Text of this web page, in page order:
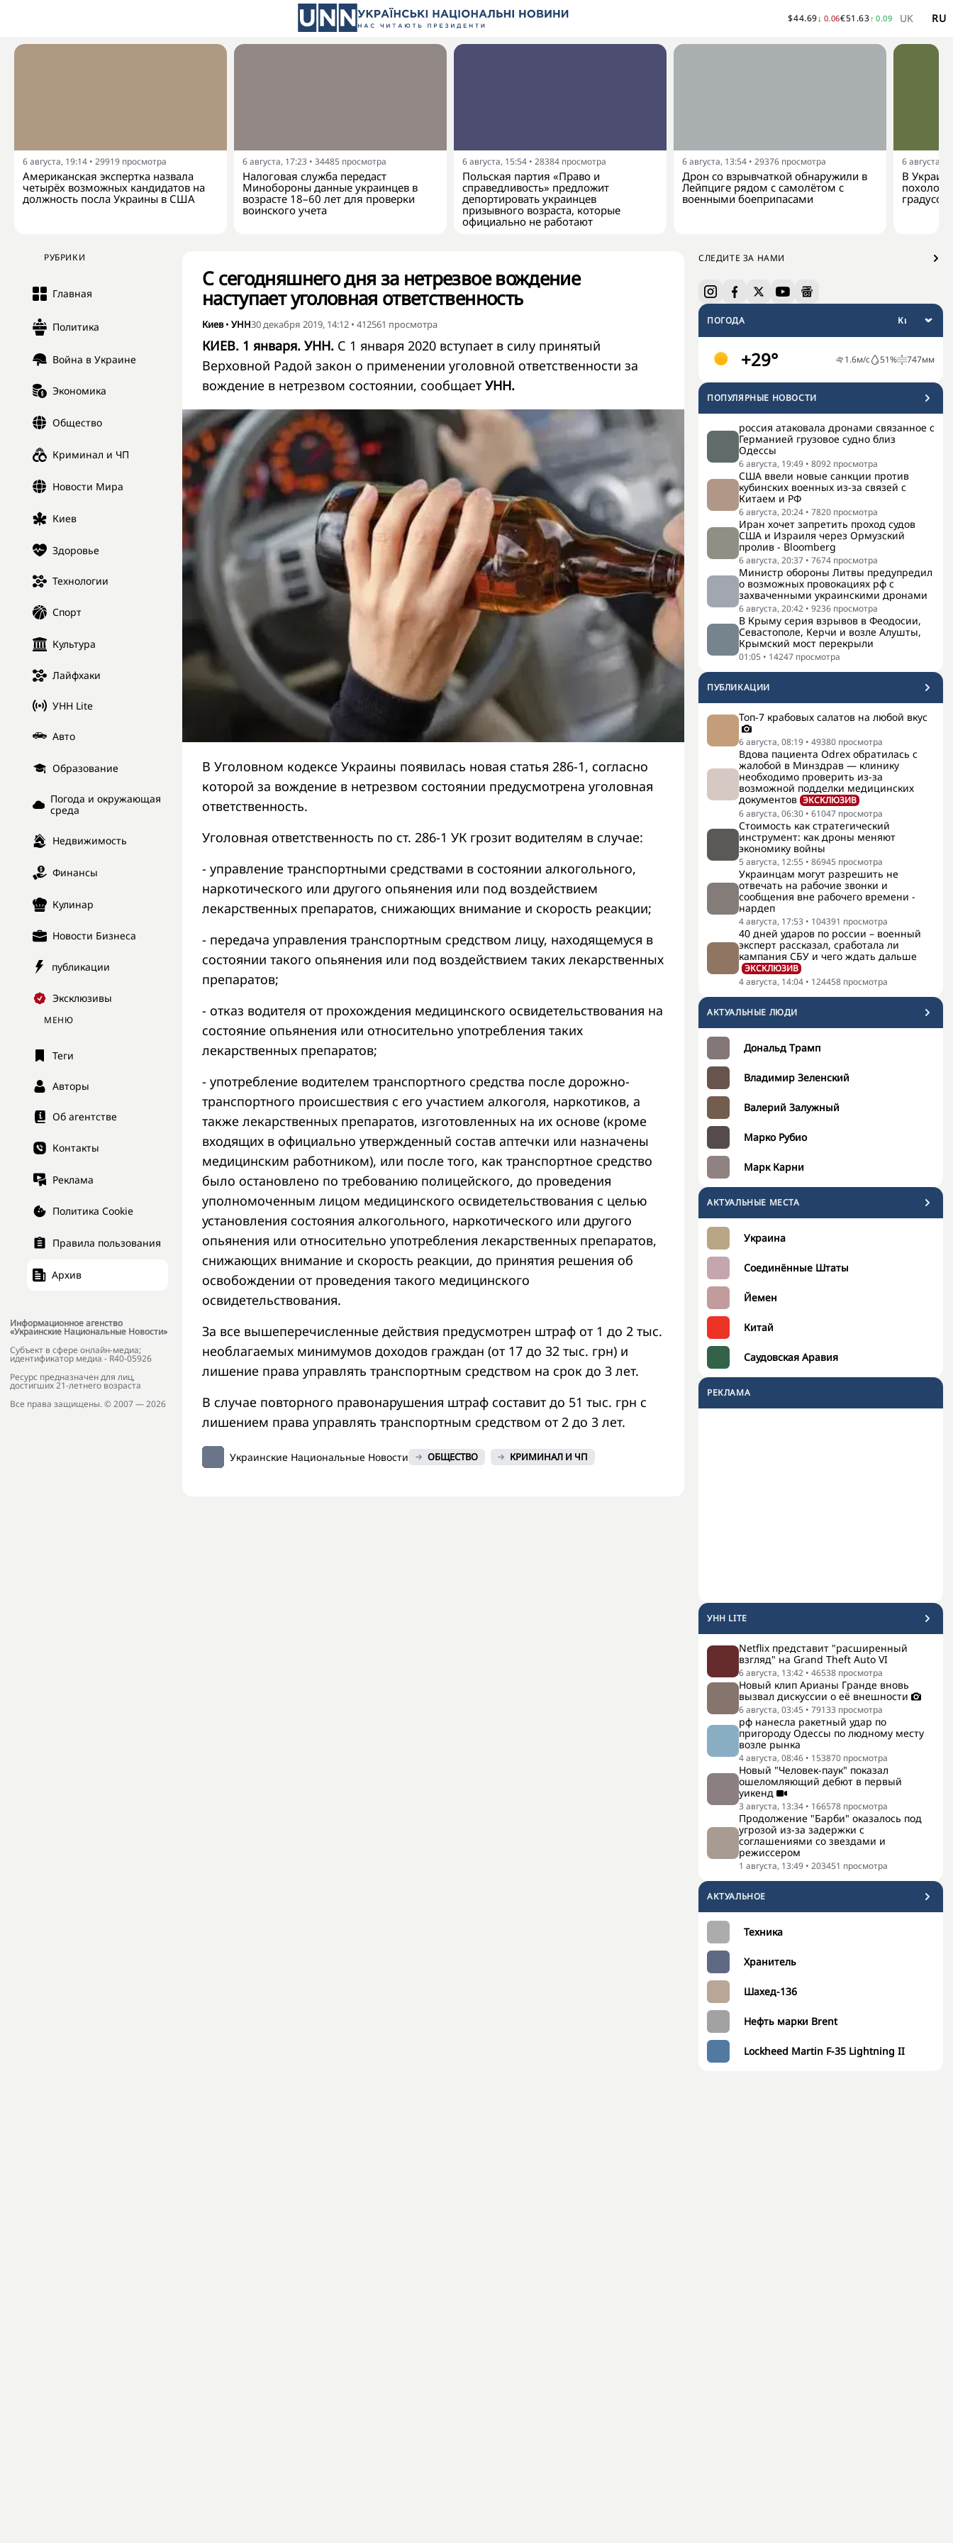
$44.69↓ 0.06€51.63↑ 0.09 UK RU
6 августа, 19:14 • 29919 просмотра
Американская экспертка назвала
четырёх возможных кандидатов на
должность посла Украины в США
6 августа, 17:23 • 34485 просмотра
Налоговая служба передаст
Минобороны данные украинцев в
возрасте 18–60 лет для проверки
воинского учета
6 августа, 15:54 • 28384 просмотра
Польская партия «Право и
справедливость» предложит
депортировать украинцев
призывного возраста, которые
официально не работают
6 августа, 13:54 • 29376 просмотра
Дрон со взрывчаткой обнаружили в
Лейпциге рядом с самолётом с
военными боеприпасами
6 августа,
В
градусов
РУБРИКИ
Главная
Политика
Война в Украине
Экономика
Общество
Криминал и ЧП
Новости Мира
Киев
Здоровье
Технологии
Спорт
Культура
Лайфхаки
УНН Lite
Авто
Образование
Погода и окружающая
среда
Недвижимость
Финансы
Кулинар
Новости Бизнеса
публикации
Эксклюзивы
МЕНЮ
Теги
Авторы
Об агентстве
Контакты
Реклама
Политика Cookie
Правила пользования
Архив
Информационное агенство
«Украинские Национальные Новости»
Субъект в сфере онлайн-медиа;
идентификатор медиа - R40-05926
Ресурс предназначен для лиц,
достигших 21-летнего возраста
Все права защищены. © 2007 — 2026
СЛЕДИТЕ ЗА НАМИ
ПОГОДА
+29° 1.6м/с 51% 747мм
ПОПУЛЯРНЫЕ НОВОСТИ
россия атаковала дронами связанное с
Германией грузовое судно близ
Одессы
6 августа, 19:49 • 8092 просмотра
США ввели новые санкции против
кубинских военных из-за связей с
Китаем и РФ
6 августа, 20:24 • 7820 просмотра
Иран хочет запретить проход судов
США и Израиля через Ормузский
пролив - Bloomberg
6 августа, 20:37 • 7674 просмотра
Министр обороны Литвы предупредил
о возможных провокациях рф с
захваченными украинскими дронами
6 августа, 20:42 • 9236 просмотра
В Крыму серия взрывов в Феодосии,
Севастополе, Керчи и возле Алушты,
Крымский мост перекрыли
01:05 • 14247 просмотра
ПУБЛИКАЦИИ
Топ-7 крабовых салатов на любой вкус
6 августа, 08:19 • 49380 просмотра
Вдова пациента Odrex обратилась с
жалобой в Минздрав — клинику
необходимо проверить из-за
возможной подделки медицинских
документов ЭКСКЛЮЗИВ
6 августа, 06:30 • 61047 просмотра
Стоимость как стратегический
инструмент: как дроны меняют
экономику войны
5 августа, 12:55 • 86945 просмотра
Украинцам могут разрешить не
отвечать на рабочие звонки и
сообщения вне рабочего времени -
нардеп
4 августа, 17:53 • 104391 просмотра
40 дней ударов по россии – военный
эксперт рассказал, сработала ли
кампания СБУ и чего ждать дальше
ЭКСКЛЮЗИВ
4 августа, 14:04 • 124458 просмотра
АКТУАЛЬНЫЕ ЛЮДИ
Дональд Трамп
Владимир Зеленский
Валерий Залужный
Марко Рубио
Марк Карни
АКТУАЛЬНЫЕ МЕСТА
Украина
Соединённые Штаты
Йемен
Китай
Саудовская Аравия
РЕКЛАМА
УНН LITE
Netflix представит "расширенный
взгляд" на Grand Theft Auto VI
6 августа, 13:42 • 46538 просмотра
Новый клип Арианы Гранде вновь
вызвал дискуссии о её внешности
6 августа, 03:45 • 79133 просмотра
рф нанесла ракетный удар по
пригороду Одессы по людному месту
возле рынка
4 августа, 08:46 • 153870 просмотра
Новый "Человек-паук" показал
ошеломляющий дебют в первый
уикенд
3 августа, 13:34 • 166578 просмотра
Продолжение "Барби" оказалось под
угрозой из-за задержки с
соглашениями со звездами и
режиссером
1 августа, 13:49 • 203451 просмотра
АКТУАЛЬНОЕ
Техника
Хранитель
Шахед-136
Нефть марки Brent
Lockheed Martin F-35 Lightning II
С сегодняшнего дня за нетрезвое вождение
наступает уголовная ответственность
Киев• УНН30 декабря 2019, 14:12 • 412561 просмотра
КИЕВ. 1 января. УНН. С 1 января 2020 вступает в силу принятый
Верховной Радой закон о применении уголовной ответственности за
вождение в нетрезвом состоянии, сообщает УНН.
В Уголовном кодексе Украины появилась новая статья 286-1, согласно
которой за вождение в нетрезвом состоянии предусмотрена уголовная
ответственность.
Уголовная ответственность по ст. 286-1 УК грозит водителям в случае:
- управление транспортными средствами в состоянии алкогольного,
наркотического или другого опьянения или под воздействием
лекарственных препаратов, снижающих внимание и скорость реакции;
- передача управления транспортным средством лицу, находящемуся в
состоянии такого опьянения или под воздействием таких лекарственных
препаратов;
- отказ водителя от прохождения медицинского освидетельствования на
состояние опьянения или относительно употребления таких
лекарственных препаратов;
- употребление водителем транспортного средства после дорожно-
транспортного происшествия с его участием алкоголя, наркотиков, а
также лекарственных препаратов, изготовленных на их основе (кроме
входящих в официально утвержденный состав аптечки или назначены
медицинским работником), или после того, как транспортное средство
было остановлено по требованию полицейского, до проведения
уполномоченным лицом медицинского освидетельствования с целью
установления состояния алкогольного, наркотического или другого
опьянения или относительно употребления лекарственных препаратов,
снижающих внимание и скорость реакции, до принятия решения об
освобождении от проведения такого медицинского
освидетельствования.
За все вышеперечисленные действия предусмотрен штраф от 1 до 2 тыс.
необлагаемых минимумов доходов граждан (от 17 до 32 тыс. грн) и
лишение права управлять транспортным средством на срок до 3 лет.
В случае повторного правонарушения штраф составит до 51 тыс. грн с
лишением права управлять транспортным средством от 2 до 3 лет.
Украинские Национальные Новости ОБЩЕСТВО КРИМИНАЛ И ЧП